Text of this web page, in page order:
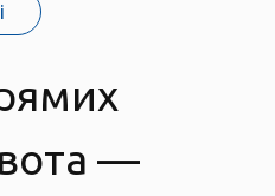
—